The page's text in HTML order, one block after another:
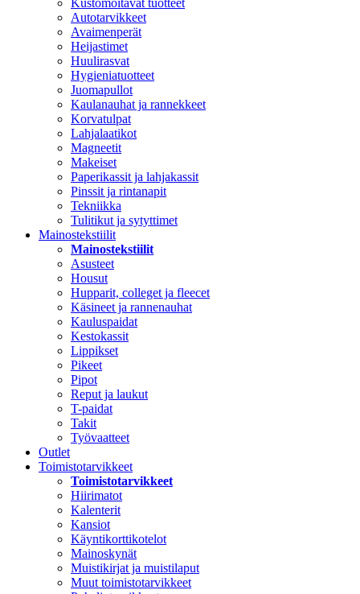
Kustomoitavat tuotteet
Autotarvikkeet
Avaimenperät
Heijastimet
Huulirasvat
Hygieniatuotteet
Juomapullot
Kaulanauhat ja rannekkeet
Korvatulpat
Lahjalaatikot
Magneetit
Makeiset
Paperikassit ja lahjakassit
Pinssit ja rintanapit
Tekniikka
Tulitikut ja sytyttimet
Mainostekstiilit
Mainostekstiilit
Asusteet
Housut
Hupparit, colleget ja fleecet
Käsineet ja rannenauhat
Kauluspaidat
Kestokassit
Lippikset
Pikeet
Pipot
Reput ja laukut
T-paidat
Takit
Työvaatteet
Outlet
Toimistotarvikkeet
Toimistotarvikkeet
Hiirimatot
Kalenterit
Kansiot
Käyntikorttikotelot
Mainoskynät
Muistikirjat ja muistilaput
Muut toimistotarvikkeet